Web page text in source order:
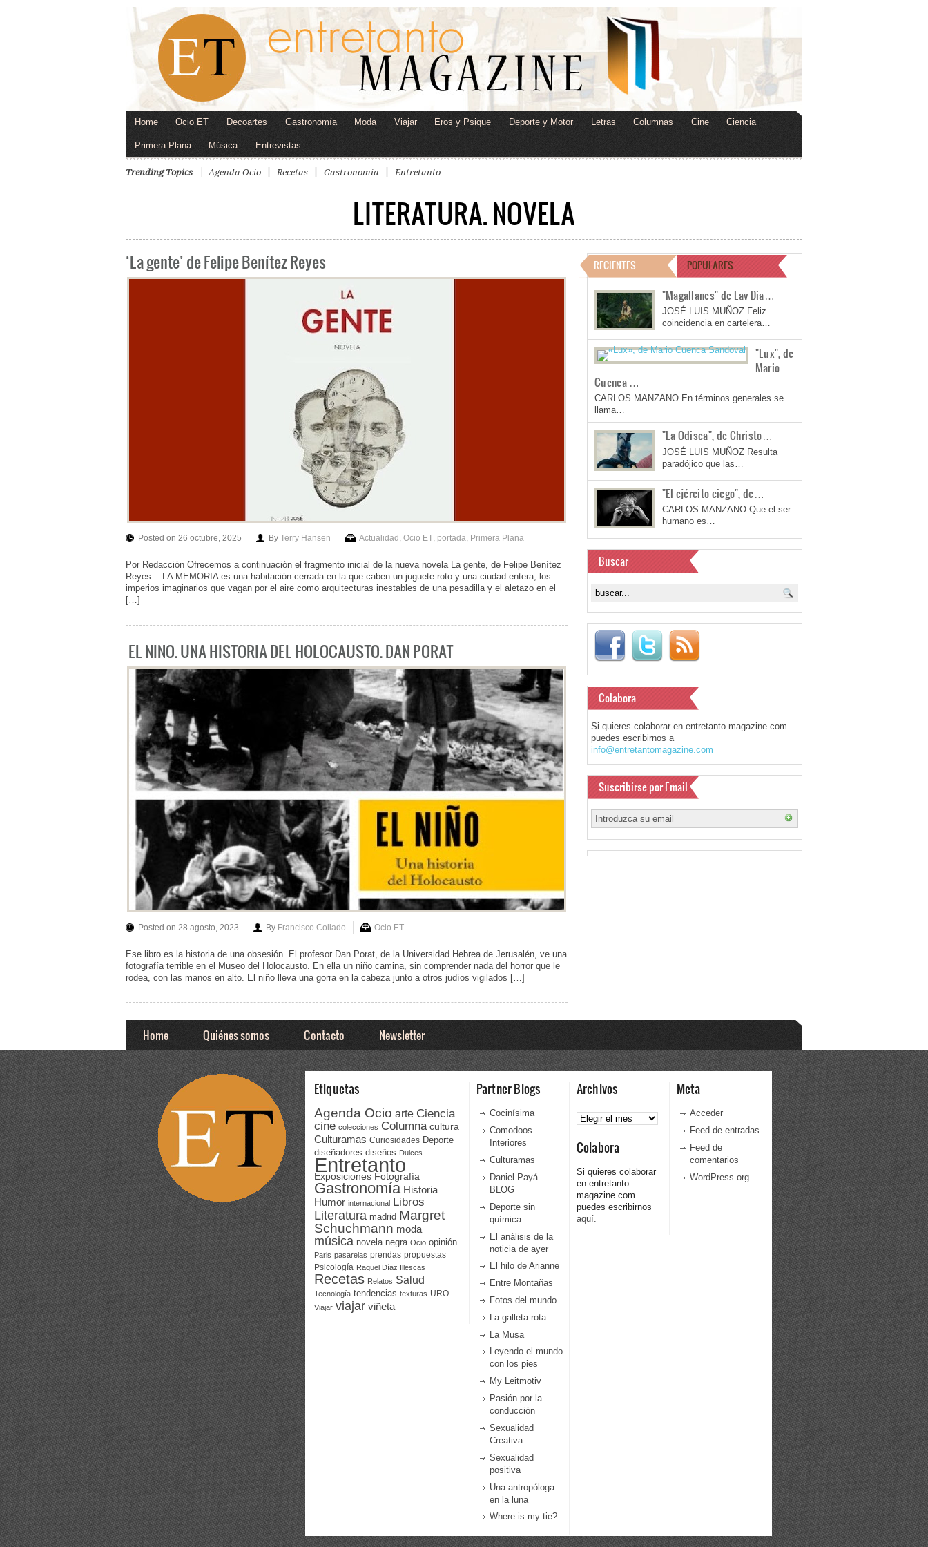
Home Ocio ET Decoartes Gastronomía Moda Viajar Eros y Psique Deporte y Motor Letras Columnas Cine Ciencia
Primera Plana Música Entrevistas
Trending Topics Agenda Ocio Recetas Gastronomía Entretanto
LITERATURA. NOVELA
‘La gente’ de Felipe Benítez Reyes
Posted on 26 octubre, 2025 By Terry Hansen Actualidad Ocio ET portada Primera Plana
Por Redacción Ofrecemos a continuación el fragmento inicial de la nueva novela La gente, de Felipe Benítez
Reyes. LA MEMORIA es una habitación cerrada en la que caben un juguete roto y una ciudad entera, los
imperios imaginarios que vagan por el aire como arquitecturas inestables de una pesadilla y el aletazo en el
[…]
EL NIÑO. UNA HISTORIA DEL HOLOCAUSTO. DAN PORAT
Posted on 28 agosto, 2023 By Francisco Collado Ocio ET
Ese libro es la historia de una obsesión. El profesor Dan Porat, de la Universidad Hebrea de Jerusalén, ve una
fotografía terrible en el Museo del Holocausto. En ella un niño camina, sin comprender nada del horror que le
rodea, con las manos en alto. El niño lleva una gorra en la cabeza junto a otros judíos vigilados […]
RECIENTES POPULARES
"Magallanes" de Lav Dia…
JOSÉ LUIS MUÑOZ Feliz
coincidencia en cartelera…
"Lux", de
Mario
Cuenca …
CARLOS MANZANO En términos generales se
llama…
"La Odisea", de Christo…
JOSÉ LUIS MUÑOZ Resulta
paradójico que las…
"El ejército ciego", de…
CARLOS MANZANO Que el ser
humano es…
Buscar
Colabora
Si quieres colaborar en entretanto magazine.com
puedes escribirnos a
info@entretantomagazine.com
Suscribirse por Email
Home Quiénes somos Contacto Newsletter
Etiquetas
Agenda Ocio arte Ciencia
cine colecciones Columna cultura
Culturamas Curiosidades Deporte
diseñadores diseños Dulces
Entretanto
Exposiciones Fotografía
Gastronomía Historia
Humor internacional Libros
Literatura madrid Margret
Schuchmann moda
música novela negra Ocio opinión
Paris pasarelas prendas propuestas
Psicología Raquel Díaz Illescas
Recetas Relatos Salud
Tecnología tendencias texturas URO
Viajar viajar viñeta
Partner Blogs
Cocinísima
Comodoos
Interiores
Culturamas
Daniel Payá
BLOG
Deporte sin
química
El análisis de la
noticia de ayer
El hilo de Arianne
Entre Montañas
Fotos del mundo
La galleta rota
La Musa
Leyendo el mundo
con los pies
My Leitmotiv
Pasión por la
conducción
Sexualidad
Creativa
Sexualidad
positiva
Una antropóloga
en la luna
Where is my tie?
Archivos
Archivos
Colabora
Si quieres colaborar
en entretanto
magazine.com
puedes escribirnos
aquí.
Meta
Acceder
Feed de entradas
Feed de
comentarios
WordPress.org